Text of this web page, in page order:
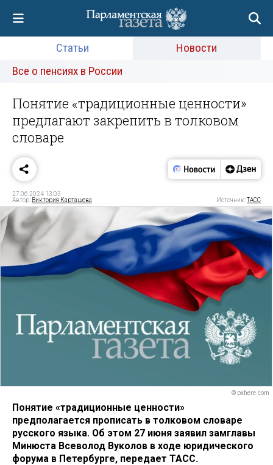
Статьи
Новости
Все о пенсиях в России
Понятие «традиционные ценности»
предлагают закрепить в толковом
словаре
27.06.2024 13:03
Автор: Виктория Карташева Источник:ТАСС
© pxhere.com
Понятие «традиционные ценности»
предполагается прописать в толковом словаре
русского языка. Об этом 27 июня заявил замглавы
Минюста Всеволод Вуколов в ходе юридического
форума в Петербурге, передает ТАСС.